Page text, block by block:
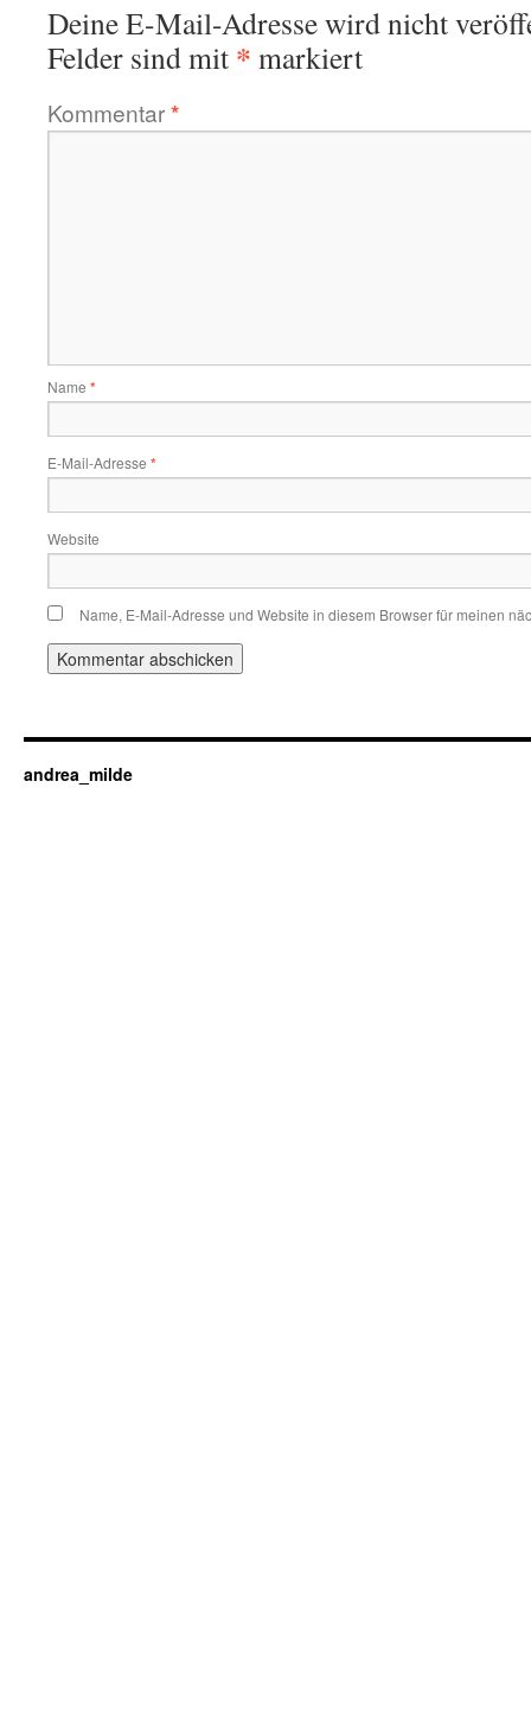
Deine E-Mail-Adresse wird nicht
Felder sind mit * markiert
Kommentar*
Name *
E-Mail-Adresse *
Website
Name, E-Mail-Adresse und Website in diesem Browser für meinen
andrea_milde